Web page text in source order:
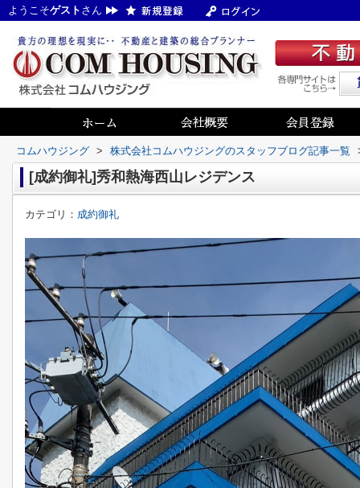
ようこそゲスト さん
コムハウジング > 株式会社コムハウジングのスタッフブログ記事一覧
[成約御礼]秀和熱海西山レジデンス
カテゴリ： 成約御礼